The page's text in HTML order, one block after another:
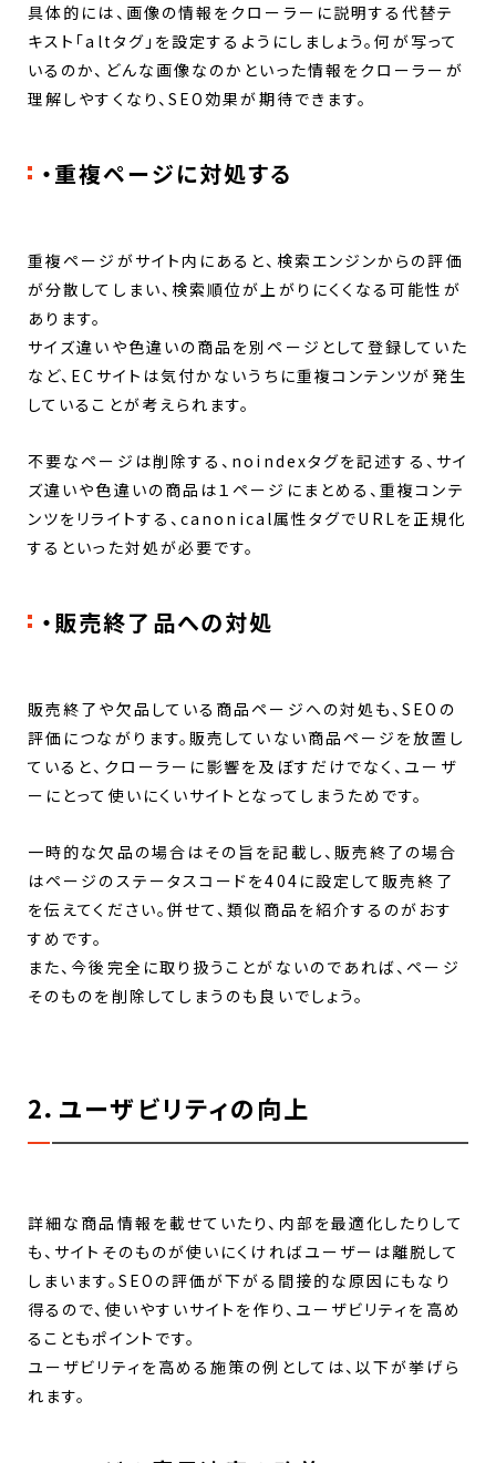
具体的には、画像の情報をクローラーに説明する代替テ
キスト「altタグ」を設定するようにしましょう。何が写って
いるのか、どんな画像なのかといった情報をクローラーが
理解しやすくなり、SEO効果が期待できます。
・重複ページに対処する
重複ページがサイト内にあると、検索エンジンからの評価
が分散してしまい、検索順位が上がりにくくなる可能性が
あります。
サイズ違いや色違いの商品を別ページとして登録していた
など、ECサイトは気付かないうちに重複コンテンツが発生
していることが考えられます。
不要なページは削除する、noindexタグを記述する、サイ
ズ違いや色違いの商品は１ページにまとめる、重複コンテ
ンツをリライトする、canonical属性タグでURLを正規化
するといった対処が必要です。
・販売終了品への対処
販売終了や欠品している商品ページへの対処も、SEOの
評価につながります。販売していない商品ページを放置し
ていると、クローラーに影響を及ぼすだけでなく、ユーザ
ーにとって使いにくいサイトとなってしまうためです。
一時的な欠品の場合はその旨を記載し、販売終了の場合
はページのステータスコードを404に設定して販売終了
を伝えてください。併せて、類似商品を紹介するのがおす
すめです。
また、今後完全に取り扱うことがないのであれば、ページ
そのものを削除してしまうのも良いでしょう。
2．ユーザビリティの向上
詳細な商品情報を載せていたり、内部を最適化したりして
も、サイトそのものが使いにくければユーザーは離脱して
しまいます。SEOの評価が下がる間接的な原因にもなり
得るので、使いやすいサイトを作り、ユーザビリティを高め
ることもポイントです。
ユーザビリティを高める施策の例としては、以下が挙げら
れます。